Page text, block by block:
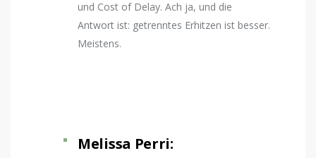
und Cost of Delay. Ach ja, und die
Antwort ist: getrenntes Erhitzen ist besser.
Meistens.
Melissa Perri: